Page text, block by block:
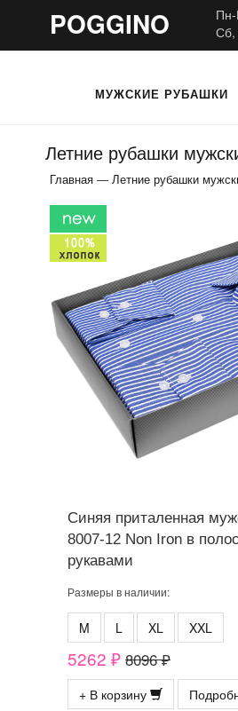
POGGINO
Сб,
МУЖСКИЕ РУБАШКИ
Летние рубашки
Главная — Летние рубашки
Синяя приталенная
8007-12 Non Iron в
рукавами
Размеры в наличии:
M L XL XXL
5262 ₽ 8096 ₽
+ В корзину